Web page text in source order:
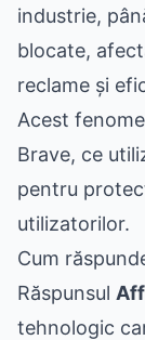
industrie,
blocate,
reclame și
Acest
Brave, ce
pentru
utilizatorilor.
Cum
Răspunsul
tehnologic